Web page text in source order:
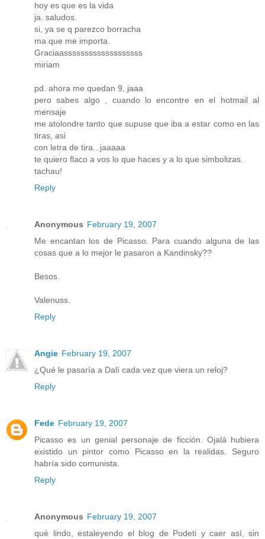
hoy es que es la vida
ja. saludos.
si, ya se q parezco borracha
ma que me importa.
Graciaasssssssssssssssssss
miriam
pd. ahora me quedan 9, jaaa
pero sabes algo , cuando lo encontre en el hotmail al
mensaje
me atolondre tanto que supuse que iba a estar como en las
tiras, asi
con letra de tira...jaaaaa
te quiero flaco a vos lo que haces y a lo que simbolizas.
tachau!
Reply
Anonymous February 19, 2007
Me encantan los de Picasso. Para cuando alguna de las
cosas que a lo mejor le pasaron a Kandinsky??
Besos.
Valenuss.
Reply
Angie February 19, 2007
¿Qué le pasaría a Dalí cada vez que viera un reloj?
Reply
Fede February 19, 2007
Picasso es un genial personaje de ficción. Ojalá hubiera
existido un pintor como Picasso en la realidas. Seguro
habría sido comunista.
Reply
Anonymous February 19, 2007
qué lindo, estaleyendo el blog de Podeti y caer así, sin